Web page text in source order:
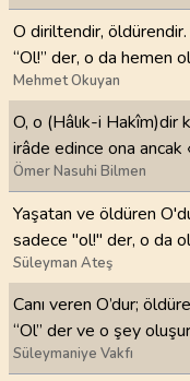
O diriltendir,
“Ol!” der, o da hemen
Mehmet Okuyan
O, o (Hâlık-i Hakîm)dir
irâde edince ona ancak
Ömer Nasuhi Bilmen
Yaşatan ve öldüren
sadece "ol!" der, o da
Süleyman Ateş
Canı veren O’dur;
“Ol” der ve o şey
Süleymaniye Vakfı